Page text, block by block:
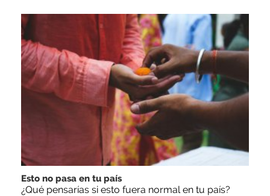
Esto no pasa en tu país
¿Qué pensarías si esto fuera normal en tu país?